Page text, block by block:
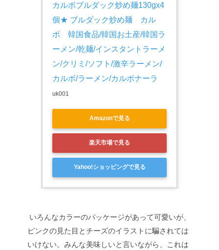
カルボブルダック炒め麺130gx4
個★ ブルダック炒め麺　カル
ボ　韓国食品/韓国お土産/韓国ラ
ーメン/乾麺/インスタントラーメ
ン/クリミ/ソフト/激辛ラーメン/
カルボ/ラーメン/カルボナーラ
uk001
Amazonで見る
楽天市場で見る
Yahoo!ショッピングで見る
いろんなカラーのパッケージがあって可愛いが、
ピンクの見た目とチーズのイラストに騙されては
いけない。みんな美味しいと言いながら、これは